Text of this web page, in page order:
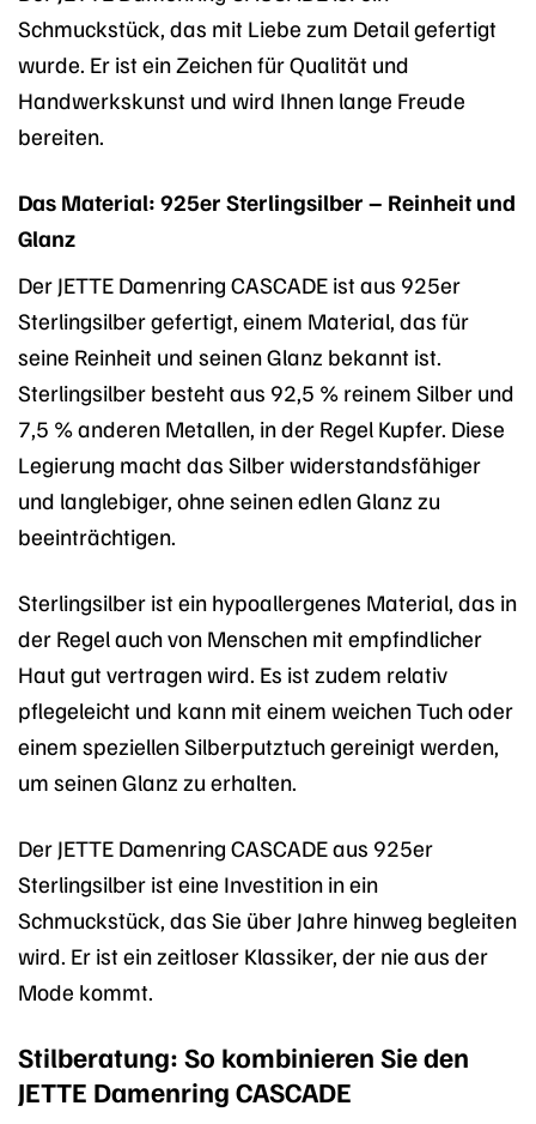
Schmuckstück, das mit Liebe zum Detail gefertigt
wurde. Er ist ein Zeichen für Qualität und
Handwerkskunst und wird Ihnen lange Freude
bereiten.
Das Material: 925er Sterlingsilber – Reinheit und
Glanz
Der JETTE Damenring CASCADE ist aus 925er
Sterlingsilber gefertigt, einem Material, das für
seine Reinheit und seinen Glanz bekannt ist.
Sterlingsilber besteht aus 92,5 % reinem Silber und
7,5 % anderen Metallen, in der Regel Kupfer. Diese
Legierung macht das Silber widerstandsfähiger
und langlebiger, ohne seinen edlen Glanz zu
beeinträchtigen.
Sterlingsilber ist ein hypoallergenes Material, das in
der Regel auch von Menschen mit empfindlicher
Haut gut vertragen wird. Es ist zudem relativ
pflegeleicht und kann mit einem weichen Tuch oder
einem speziellen Silberputztuch gereinigt werden,
um seinen Glanz zu erhalten.
Der JETTE Damenring CASCADE aus 925er
Sterlingsilber ist eine Investition in ein
Schmuckstück, das Sie über Jahre hinweg begleiten
wird. Er ist ein zeitloser Klassiker, der nie aus der
Mode kommt.
Stilberatung: So kombinieren Sie den
JETTE Damenring CASCADE